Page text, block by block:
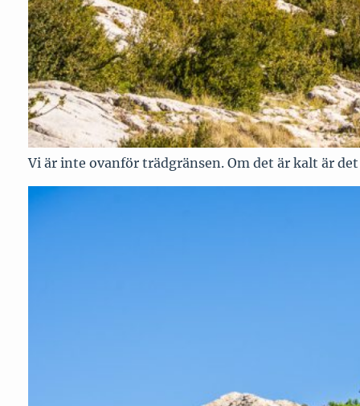
Vi är inte ovanför trädgränsen. Om det är kalt är